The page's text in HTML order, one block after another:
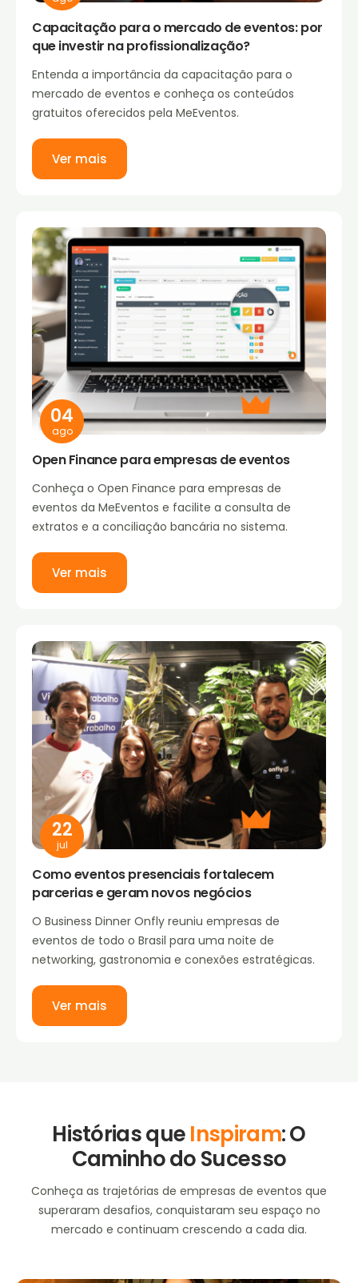
Capacitação para o mercado de eventos: por
que investir na profissionalização?
Entenda a importância da capacitação para o
mercado de eventos e conheça os conteúdos
gratuitos oferecidos pela MeEventos.
Ver mais
04
ago
Open Finance para empresas de eventos
Conheça o Open Finance para empresas de
eventos da MeEventos e facilite a consulta de
extratos e a conciliação bancária no sistema.
Ver mais
22
jul
Como eventos presenciais fortalecem
parcerias e geram novos negócios
O Business Dinner Onfly reuniu empresas de
eventos de todo o Brasil para uma noite de
networking, gastronomia e conexões estratégicas.
Ver mais
Histórias queInspiram: O
Caminho do Sucesso
Conheça as trajetórias de empresas de eventos que
superaram desafios, conquistaram seu espaço no
mercado e continuam crescendo a cada dia.